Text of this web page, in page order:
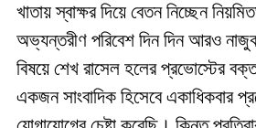
খাতায় স্বাক্ষর দিয়ে বেতন নিচ্ছেন
অভ্যন্তরীণ পরিবেশ দিন দিন আরও
বিষয়ে শেখ রাসেল হলের প্রভোস্টের
একজন সাংবাদিক হিসেবে একাধিকবার